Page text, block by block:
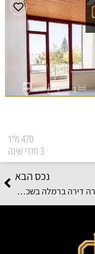
3
470 מ"ר
נכס הבא
למכירה דירה ברמלה בשכונת נאות יצחק רבין ברחוב א.ס.לוי